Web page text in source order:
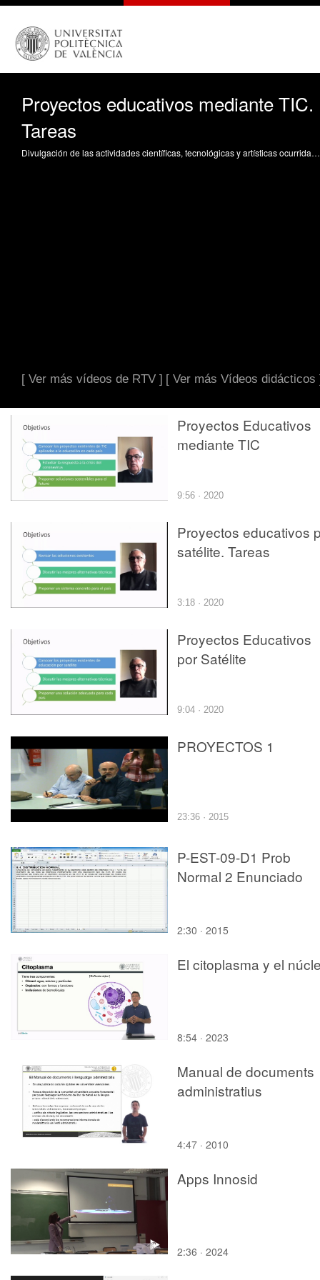
Proyectos educativos mediante TIC.
Tareas
Divulgación de las actividades científicas, tecnológicas y artísticas ocurridas en los tres campus de la UPV
[ Ver más vídeos de RTV ] [ Ver más Vídeos didácticos
Proyectos Educativos
mediante TIC
9:56 · 2020
Proyectos educativos
satélite. Tareas
3:18 · 2020
Proyectos Educativos
por Satélite
9:04 · 2020
PROYECTOS 1
23:36 · 2015
P-EST-09-D1 Prob
Normal 2 Enunciado
2:30 · 2015
El citoplasma y el
8:54 · 2023
Manual de documents
administratius
4:47 · 2010
Apps Innosid
2:36 · 2024